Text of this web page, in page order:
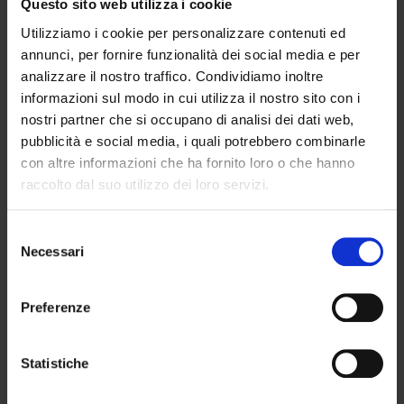
Questo sito web utilizza i cookie
Utilizziamo i cookie per personalizzare contenuti ed
annunci, per fornire funzionalità dei social media e per
analizzare il nostro traffico. Condividiamo inoltre
informazioni sul modo in cui utilizza il nostro sito con i
nostri partner che si occupano di analisi dei dati web,
pubblicità e social media, i quali potrebbero combinarle
con altre informazioni che ha fornito loro o che hanno
raccolto dal suo utilizzo dei loro servizi.
delNecessari
Preferenze
Statistiche
livello e ai tuoi obiettivi, che si tratti di
dimagrimento, resistenza o miglioramento
Scopri la gamma completa e trova
l’attrezzatura giusta per il tuo allenamento
quotidiano.
Prodotti in OFFERTA!
1.590,00